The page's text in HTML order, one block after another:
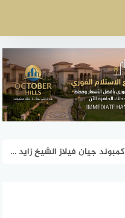
كمبوند جيان فيلاز الشيخ زايد Jaen Villas New Zayed شركة Vivienda